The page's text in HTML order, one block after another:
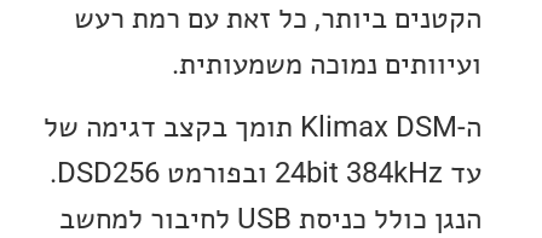
ביותר, כל זאת עם רמת רעש
נמוכה משמעותית.
ה-Klimax DSM תומך בקצב דגימה של
עד 24bit 384kHz ובפורמט DSD256.
הנגן כולל כניסת USB לחיבור למחשב